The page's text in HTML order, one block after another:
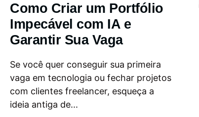
Como Criar um Portfólio
Impecável com IA e
Garantir Sua Vaga
Se você quer conseguir sua primeira
vaga em tecnologia ou fechar projetos
com clientes freelancer, esqueça a
ideia antiga de...